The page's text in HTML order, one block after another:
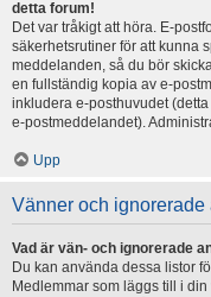
detta forum!
Det var tråkigt att höra. E-
säkerhetsrutiner för att kunna
meddelanden, så du bör
en fullständig kopia av e-
inkludera e-posthuvudet
e-postmeddelandet).
Upp
Vänner och ignorerade
Vad är vän- och ignorerade
Du kan använda dessa listor
Medlemmar som läggs till i